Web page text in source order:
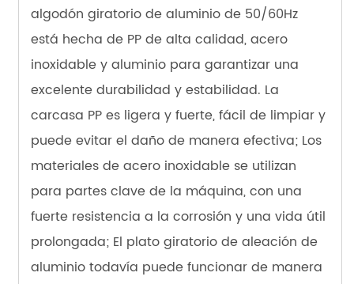
algodón giratorio de aluminio de 50/60Hz
está hecha de PP de alta calidad, acero
inoxidable y aluminio para garantizar una
excelente durabilidad y estabilidad. La
carcasa PP es ligera y fuerte, fácil de limpiar y
puede evitar el daño de manera efectiva; Los
materiales de acero inoxidable se utilizan
para partes clave de la máquina, con una
fuerte resistencia a la corrosión y una vida útil
prolongada; El plato giratorio de aleación de
aluminio todavía puede funcionar de manera